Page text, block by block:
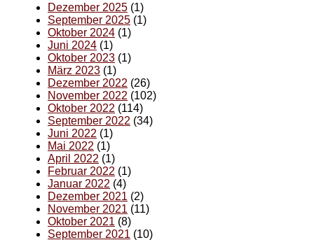
Dezember 2025 (1)
September 2025 (1)
Oktober 2024 (1)
Juni 2024 (1)
Oktober 2023 (1)
März 2023 (1)
Dezember 2022 (26)
November 2022 (102)
Oktober 2022 (114)
September 2022 (34)
Juni 2022 (1)
Mai 2022 (1)
April 2022 (1)
Februar 2022 (1)
Januar 2022 (4)
Dezember 2021 (2)
November 2021 (11)
Oktober 2021 (8)
September 2021 (10)